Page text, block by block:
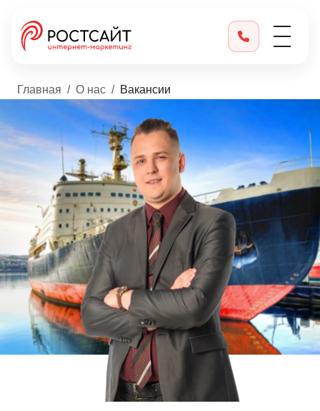
Главная О нас Вакансии